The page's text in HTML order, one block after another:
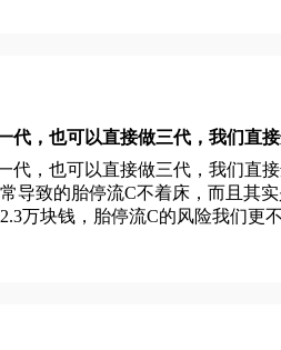
代，也可以直接做三代，我们直
导致的胎停流C不着床，而且其
万块钱，胎停流C的风险我们更